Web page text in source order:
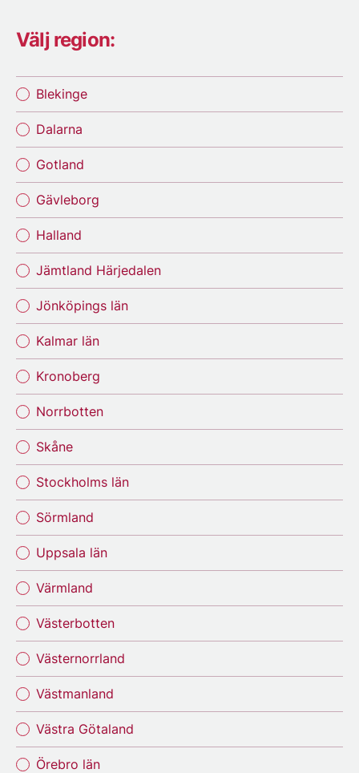
Välj region:
Blekinge
Dalarna
Gotland
Gävleborg
Halland
Jämtland Härjedalen
Jönköpings län
Kalmar län
Kronoberg
Norrbotten
Skåne
Stockholms län
Sörmland
Uppsala län
Värmland
Västerbotten
Västernorrland
Västmanland
Västra Götaland
Örebro län